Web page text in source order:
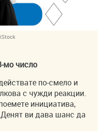
iStock
мо число
по-смело и
с чужди реакции.
инициатива,
Денят ви дава шанс да